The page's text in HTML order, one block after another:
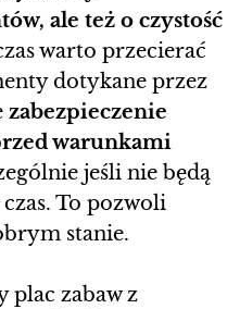
ale też o czystość
warto przecierać
dotykane przez
zabezpieczenie
warunkami
jeśli nie będą
To pozwoli
stanie.
plac zabaw z